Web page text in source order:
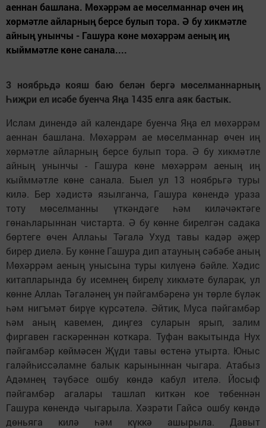
аеннан баш­лана. Мөхәррәм ае мөселманнар өчен иң
хөрмәтле айларның берсе булып тора. Ә бу хикмәтле
айның унынчы - Гашура көне мөхәррәм аеның иң
кыйммәтле көне санала....
3 ноябрьдә кояш баю белән бергә мөсел­маннарның
Һиҗри ел исәбе буенча Яңа 1435 елга аяк бастык.
Ислам динендә ай календаре буенча Яңа ел мөхәррәм
аеннан баш­лана. Мөхәррәм ае мөселманнар өчен иң
хөрмәтле айларның берсе булып тора. Ә бу хикмәтле
айның унынчы - Гашура көне мөхәррәм аеның иң
кыйммәтле көне санала. Быел ул 13 ноябрьгә туры
килә. Бер хәдистә язылганча, Гашура көнендә ураза
тоту мөселманны үткәндәге һәм киләчәктәге
гөнаһларыннан чистарта. Ә бу көнне бирелгән садака
бөртеге өчен Аллаһы Тәгалә Ухуд тавы кадәр әҗер
бирер диелә. Бу көнне Гашура дип атауның сәбәбе аның
Мөхәррәм аеның унысына туры килүенә бәйле. Хәдис
китапларында бу исемнең бирелү хикмәте буларак, ул
көнне Аллаһ Тәгаләнең ун пәйгамбәренә ун төрле бүләк
һәм нигъмәт бирүе күрсәтелә. Әйтик, Муса пәйгамбәр
һәм аның кавемен, диңгез суларын ярып, залим
фиргавен гаскәреннән коткара. Туфан вакытында Нух
пәйгамбәр көймәсен Җүди тавы өстенә утырта. Юныс
галәйһиссәламне балык карыныннан чыгара. Атабыз
Адәмнең тәүбәсе ошбу көндә кабул ителә. Йосыф
пәйгамбәр агалары ташлап киткән кое төбеннән
Гашура көнендә чыгарыла. Хәзрәти Гайсә ошбу көндә
дөньяга килә һәм күккә ашырыла. Давыт